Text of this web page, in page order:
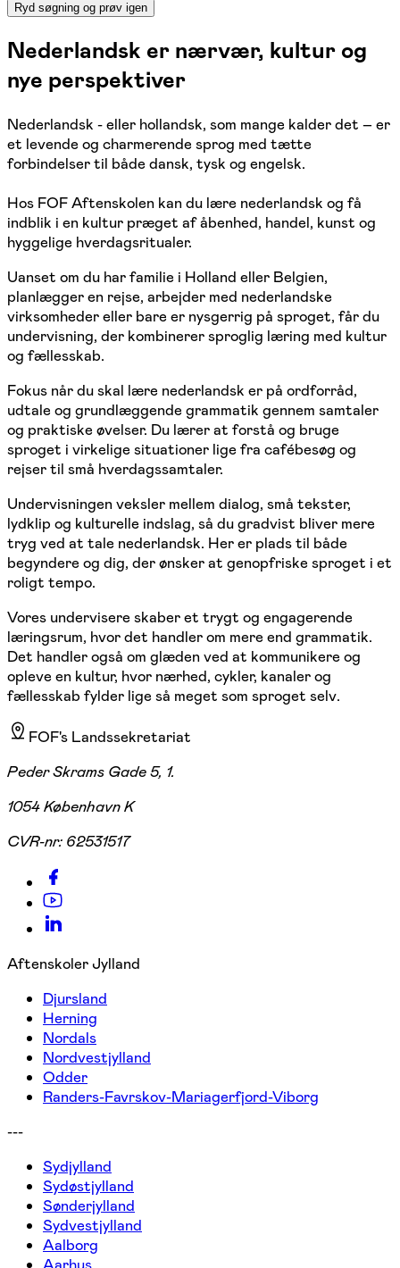
Ryd søgning og prøv igen
Nederlandsk er nærvær, kultur og
nye perspektiver
Nederlandsk - eller hollandsk, som mange kalder det – er
et levende og charmerende sprog med tætte
forbindelser til både dansk, tysk og engelsk.
Hos FOF Aftenskolen kan du lære nederlandsk og få
indblik i en kultur præget af åbenhed, handel, kunst og
hyggelige hverdagsritualer.
Uanset om du har familie i Holland eller Belgien,
planlægger en rejse, arbejder med nederlandske
virksomheder eller bare er nysgerrig på sproget, får du
undervisning, der kombinerer sproglig læring med kultur
og fællesskab.
Fokus når du skal lære nederlandsk er på ordforråd,
udtale og grundlæggende grammatik gennem samtaler
og praktiske øvelser. Du lærer at forstå og bruge
sproget i virkelige situationer lige fra cafébesøg og
rejser til små hverdagssamtaler.
Undervisningen veksler mellem dialog, små tekster,
lydklip og kulturelle indslag, så du gradvist bliver mere
tryg ved at tale nederlandsk. Her er plads til både
begyndere og dig, der ønsker at genopfriske sproget i et
roligt tempo.
Vores undervisere skaber et trygt og engagerende
læringsrum, hvor det handler om mere end grammatik.
Det handler også om glæden ved at kommunikere og
opleve en kultur, hvor nærhed, cykler, kanaler og
fællesskab fylder lige så meget som sproget selv.
FOF's Landssekretariat
Peder Skrams Gade 5, 1.
1054 København K
CVR-nr: 62531517
Aftenskoler Jylland
Djursland
Herning
Nordals
Nordvestjylland
Odder
Randers-Favrskov-Mariagerfjord-Viborg
---
Sydjylland
Sydøstjylland
Sønderjylland
Sydvestjylland
Aalborg